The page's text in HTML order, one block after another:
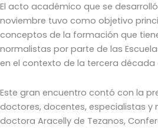
El acto académico que se
noviembre tuvo como objetivo
conceptos de la formación que
normalistas por parte de las
en el contexto de la tercera década
Este gran encuentro contó con la
doctores, docentes, especialistas y
doctora Aracelly de Tezanos,